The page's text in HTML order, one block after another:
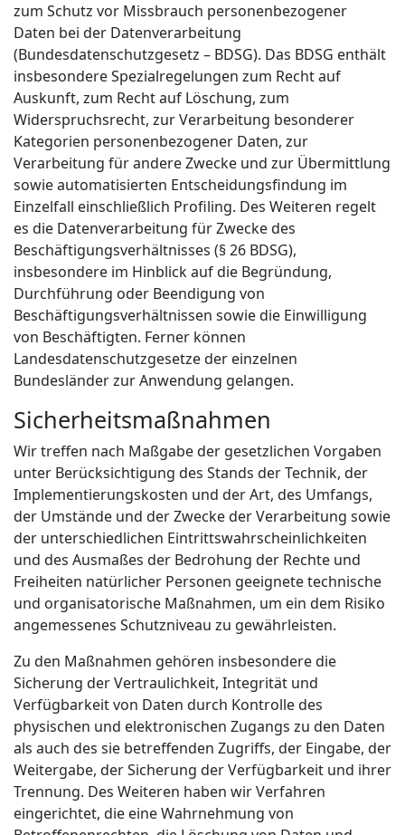
zum Schutz vor Missbrauch personenbezogener
Daten bei der Datenverarbeitung
(Bundesdatenschutzgesetz – BDSG). Das BDSG enthält
insbesondere Spezialregelungen zum Recht auf
Auskunft, zum Recht auf Löschung, zum
Widerspruchsrecht, zur Verarbeitung besonderer
Kategorien personenbezogener Daten, zur
Verarbeitung für andere Zwecke und zur Übermittlung
sowie automatisierten Entscheidungsfindung im
Einzelfall einschließlich Profiling. Des Weiteren regelt
es die Datenverarbeitung für Zwecke des
Beschäftigungsverhältnisses (§ 26 BDSG),
insbesondere im Hinblick auf die Begründung,
Durchführung oder Beendigung von
Beschäftigungsverhältnissen sowie die Einwilligung
von Beschäftigten. Ferner können
Landesdatenschutzgesetze der einzelnen
Bundesländer zur Anwendung gelangen.
Sicherheitsmaßnahmen
Wir treffen nach Maßgabe der gesetzlichen Vorgaben
unter Berücksichtigung des Stands der Technik, der
Implementierungskosten und der Art, des Umfangs,
der Umstände und der Zwecke der Verarbeitung sowie
der unterschiedlichen Eintrittswahrscheinlichkeiten
und des Ausmaßes der Bedrohung der Rechte und
Freiheiten natürlicher Personen geeignete technische
und organisatorische Maßnahmen, um ein dem Risiko
angemessenes Schutzniveau zu gewährleisten.
Zu den Maßnahmen gehören insbesondere die
Sicherung der Vertraulichkeit, Integrität und
Verfügbarkeit von Daten durch Kontrolle des
physischen und elektronischen Zugangs zu den Daten
als auch des sie betreffenden Zugriffs, der Eingabe, der
Weitergabe, der Sicherung der Verfügbarkeit und ihrer
Trennung. Des Weiteren haben wir Verfahren
eingerichtet, die eine Wahrnehmung von